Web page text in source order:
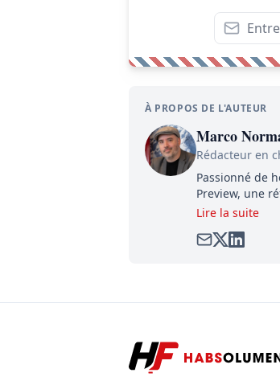
À PROPOS DE L'AUTEUR
Marco
Rédacteur en
Passionné de
Preview, une
satirique de
compétition.
Lire la suite